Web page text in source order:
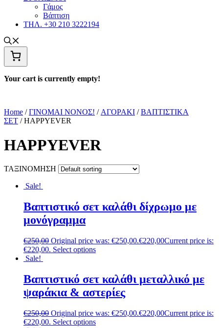
Γάμος
Βάπτιση
ΤΗΛ. +30 210 3222194
Your cart is currently empty!
Home /ΓΙΝΟΜΑΙ ΝΟΝΟΣ! / ΑΓΟΡΑΚΙ /ΒΑΠΤΙΣΤΙΚΑ
ΣΕΤ / HAPPYEVER
HAPPYEVER
ΤΑΞΙΝΟΜΗΣΗ
Sale!
Βαπτιστικό σετ καλάθι δίχρωμο με
μονόγραμμα
€250,00 Original price was: €250,00.€220,00Current price is:
€220,00. Select options
Sale!
Βαπτιστικό σετ καλάθι μεταλλικό με
ψαράκια & αστερίες
€250,00 Original price was: €250,00.€220,00Current price is:
€220,00. Select options